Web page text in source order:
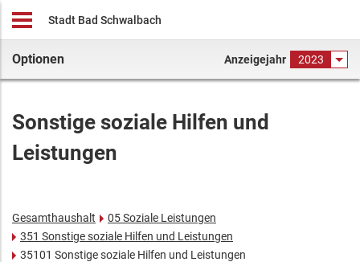
Stadt Bad Schwalbach
Optionen Anzeigejahr 2023
Sonstige soziale Hilfen und
Leistungen
Gesamthaushalt
05 Soziale Leistungen
351 Sonstige soziale Hilfen und Leistungen
35101 Sonstige soziale Hilfen und Leistungen